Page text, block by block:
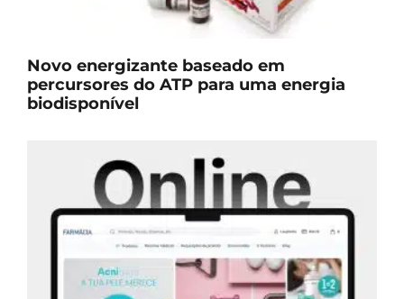
Novo energizante baseado em
percursores do ATP para uma energia
biodisponível